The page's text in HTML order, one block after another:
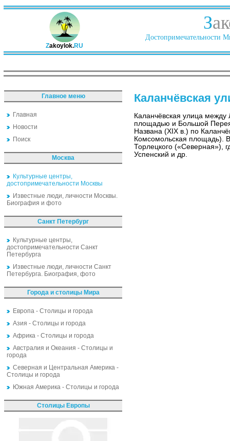
Zakoylok.RU
З
Достопримечательности
Главное меню
Главная
Новости
Поиск
Москва
Культурные центры,
достопримечательности Москвы
Известные люди, личности Москвы.
Биография и фото
Санкт Петербург
Культурные центры,
достопримечательности Санкт
Петербурга
Известные люди, личности Санкт
Петербурга. Биография, фото
Города и столицы Мира
Европа - Столицы и города
Азия - Столицы и города
Африка - Столицы и города
Австралия и Океания - Столицы и
города
Северная и Центральная Америка -
Столицы и города
Южная Америка - Столицы и города
Столицы Европы
Каланчёвская
Каланчёвская улица между
площадью и Большой
Названа (XIX в.) по
Комсомольская площадь).
Торлецкого («Северная»),
Успенский и др.